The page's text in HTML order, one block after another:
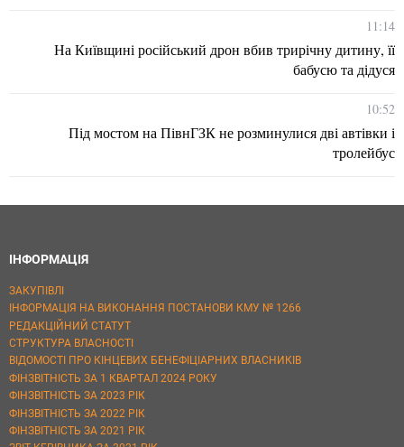
11:14
На Київщині російський дрон вбив трирічну дитину, її
бабусю та дідуся
10:52
Під мостом на ПівнГЗК не розминулися дві автівки і
тролейбус
ІНФОРМАЦІЯ
ЗАКУПІВЛІ
ІНФОРМАЦІЯ НА ВИКОНАННЯ ПОСТАНОВИ КМУ № 1266
РЕДАКЦІЙНИЙ СТАТУТ
СТРУКТУРА ВЛАСНОСТІ
ВІДОМОСТІ ПРО КІНЦЕВИХ БЕНЕФІЦІАРНИХ ВЛАСНИКІВ
ФІНЗВІТНІСТЬ ЗА 1 КВАРТАЛ 2024 РОКУ
ФІНЗВІТНІСТЬ ЗА 2023 РІК
ФІНЗВІТНІСТЬ ЗА 2022 РІК
ФІНЗВІТНІСТЬ ЗА 2021 РІК